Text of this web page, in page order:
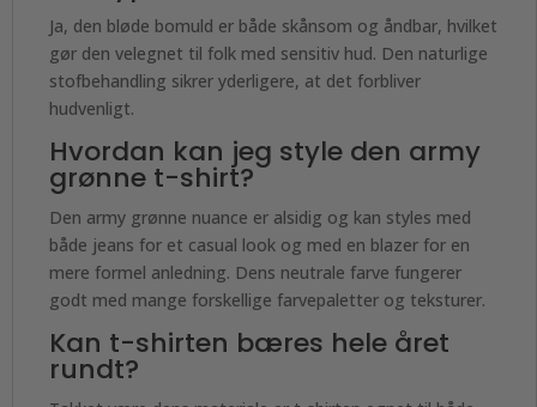
Ja, den bløde bomuld er både skånsom og åndbar, hvilket
gør den velegnet til folk med sensitiv hud. Den naturlige
stofbehandling sikrer yderligere, at det forbliver
hudvenligt.
Hvordan kan jeg style den army
grønne t-shirt?
Den army grønne nuance er alsidig og kan styles med
både jeans for et casual look og med en blazer for en
mere formel anledning. Dens neutrale farve fungerer
godt med mange forskellige farvepaletter og teksturer.
Kan t-shirten bæres hele året
rundt?